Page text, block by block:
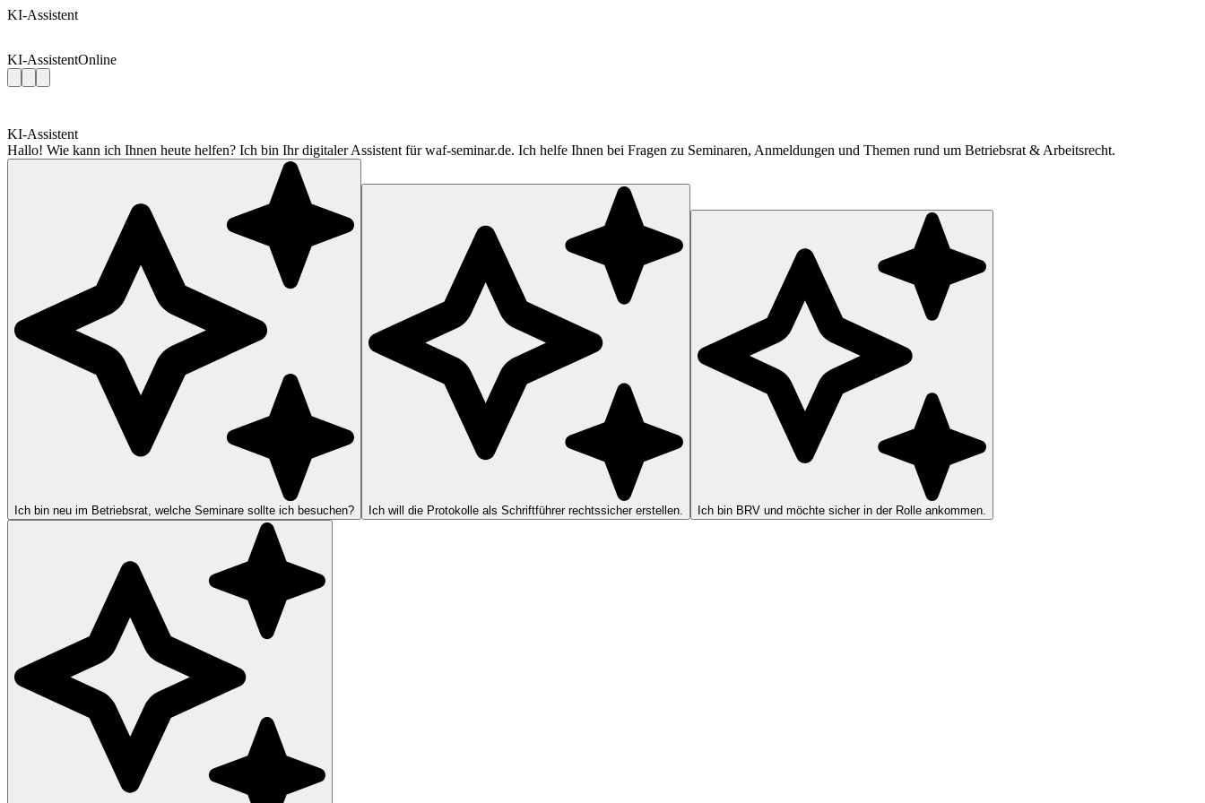
KI-Assistent
KI-AssistentOnline
KI-Assistent
Hallo! Wie kann ich Ihnen heute helfen? Ich bin Ihr digitaler Assistent für waf-seminar.de. Ich helfe Ihnen bei Fragen zu Seminaren, Anmeldungen und Themen rund um Betriebsrat & Arbeitsrecht.
Ich bin neu im Betriebsrat, welche Seminare sollte ich besuchen? Ich will die Protokolle als Schriftführer rechtssicher erstellen. Ich bin BRV und möchte sicher in der Rolle ankommen.